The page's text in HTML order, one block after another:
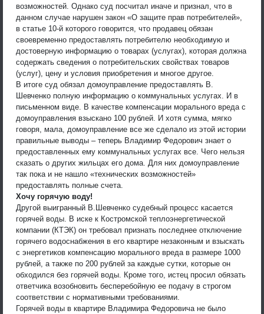
возможностей. Однако суд посчитал иначе и признал, что в
данном случае нарушен закон «О защите прав потребителей»,
в статье 10-й которого говорится, что продавец обязан
своевременно предоставлять потребителю необходимую и
достоверную информацию о товарах (услугах), которая должна
содержать сведения о потребительских свойствах товаров
(услуг), цену и условия приобретения и многое другое.
В итоге суд обязал домоуправление предоставлять В.
Шевченко полную информацию о коммунальных услугах. И в
письменном виде. В качестве компенсации морального вреда с
домоуправления взыскано 100 рублей. И хотя сумма, мягко
говоря, мала, домоуправление все же сделало из этой истории
правильные выводы – теперь Владимир Федорович знает о
предоставленных ему коммунальных услугах все. Чего нельзя
сказать о других жильцах его дома. Для них домоуправление
так пока и не нашло «технических возможностей»
предоставлять полные счета.
Хочу горячую воду!
Другой выигранный В.Шевченко судебный процесс касается
горячей воды. В иске к Костромской теплоэнергетической
компании (КТЭК) он требовал признать последнее отключение
горячего водоснабжения в его квартире незаконным и взыскать
с энергетиков компенсацию морального вреда в размере 1000
рублей, а также по 200 рублей за каждые сутки, которые он
обходился без горячей воды. Кроме того, истец просил обязать
ответчика возобновить бесперебойную ее подачу в строгом
соответствии с нормативными требованиями.
Горячей воды в квартире Владимира Федоровича не было